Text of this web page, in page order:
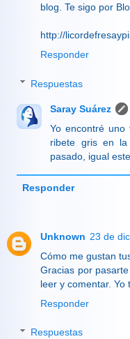
blog. Te sigo por
http://
Responder
Respuestas
Saray Suárez
Yo encontré
ribete gris en
pasado, igual
Responder
Unknown 23 de
Cómo me gustan
Gracias por
leer y comentar.
Responder
Respuestas